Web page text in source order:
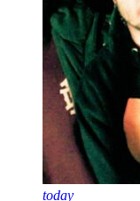
today